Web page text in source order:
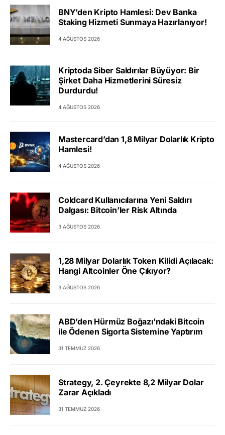
BNY’den Kripto Hamlesi: Dev Banka
Staking Hizmeti Sunmaya Hazırlanıyor!
4 AĞUSTOS 2026
Kriptoda Siber Saldırılar Büyüyor: Bir
Şirket Daha Hizmetlerini Süresiz
Durdurdu!
4 AĞUSTOS 2026
Mastercard’dan 1,8 Milyar Dolarlık Kripto
Hamlesi!
4 AĞUSTOS 2026
Coldcard Kullanıcılarına Yeni Saldırı
Dalgası: Bitcoin’ler Risk Altında
3 AĞUSTOS 2026
1,28 Milyar Dolarlık Token Kilidi Açılacak:
Hangi Altcoinler Öne Çıkıyor?
3 AĞUSTOS 2026
ABD’den Hürmüz Boğazı’ndaki Bitcoin
ile Ödenen Sigorta Sistemine Yaptırım
31 TEMMUZ 2026
Strategy, 2. Çeyrekte 8,2 Milyar Dolar
Zarar Açıkladı
31 TEMMUZ 2026